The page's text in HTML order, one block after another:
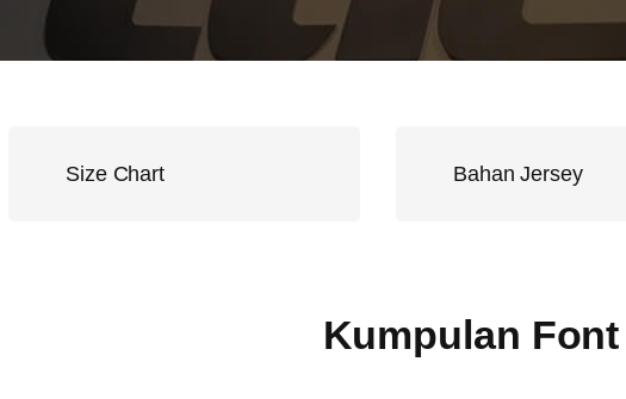
Size Chart Bahan Jersey
Kumpulan